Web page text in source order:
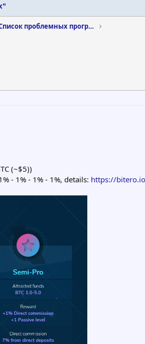
Архив раздела: Список проблемных программ
(~$5))
- 1% - 1% - 1%, details: https://